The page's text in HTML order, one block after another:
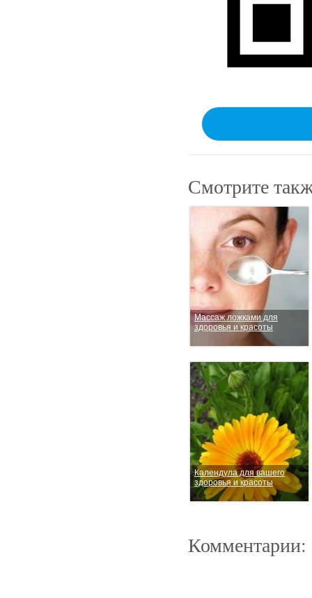
Смотрите
Массаж ложками для
здоровья и красоты
Календула для вашего
здоровья и красоты
Комментарии: